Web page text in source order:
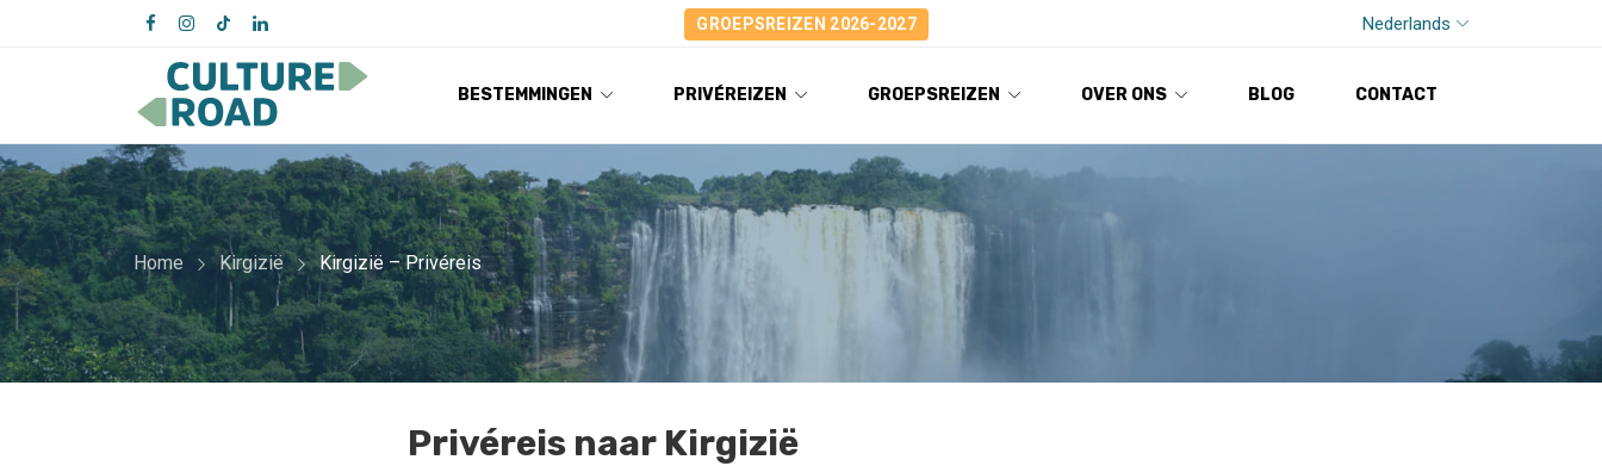
GROEPSREIZEN 2026-2027 Nederlands
BESTEMMINGEN PRIVÉREIZEN GROEPSREIZEN OVER ONS BLOG CONTACT
Home Kirgizië Kirgizië – Privéreis
Privéreis naar Kirgizië